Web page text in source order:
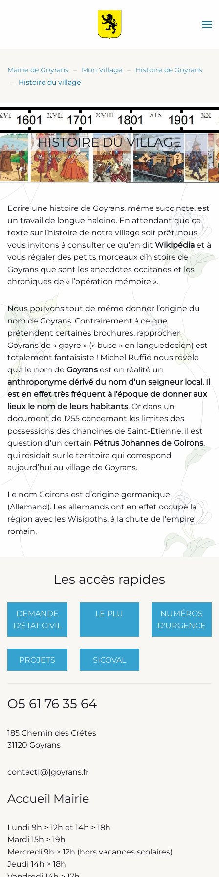
Mairie de Goyrans Mon Village
Histoire de Goyrans
Histoire du village
HISTOIRE DU VILLAGE
Ecrire une histoire de Goyrans, même succincte, est
un travail de longue haleine. En attendant que ce
texte sur l’histoire de notre village soit prêt, nous
vous invitons à consulter ce qu’en dit Wikipédia et à
vous régaler des petits morceaux d’histoire de
Goyrans que sont les anecdotes occitanes et les
chroniques de « l’opération mémoire ».
Nous pouvons tout de même donner l’origine du
nom de Goyrans. Contrairement à ce que
prétendent certaines brochures, rapprocher
Goyrans de « goyre » (« buse » en languedocien) est
totalement fantaisiste ! Michel Ruffié nous révèle
que le nom de Goyrans est en réalité un
anthroponyme dérivé du nom d’un seigneur local. Il
est en effet très fréquent à l’époque de donner aux
lieux le nom de leurs habitants. Or dans un
document de 1255 concernant les limites des
possessions des chanoines de Saint-Etienne, il est
question d’un certain Pétrus Johannes de Goirons,
qui résidait sur le territoire qui correspond
aujourd’hui au village de Goyrans.
Le nom Goirons est d’origine germanique
(Allemand). Les allemands ont en effet occupé la
région avec les Wisigoths, à la chute de l’empire
romain.
Les accès rapides
DEMANDE
D'ÉTAT CIVIL
LE PLU
NUMÉROS
D'URGENCE
PROJETS SICOVAL
O5 61 76 35 64
185 Chemin des Crêtes
31120 Goyrans
contact[@]goyrans.fr
Accueil Mairie
Lundi 9h > 12h et 14h > 18h
Mardi 15h > 19h
Mercredi 9h > 12h (hors vacances scolaires)
Jeudi 14h > 18h